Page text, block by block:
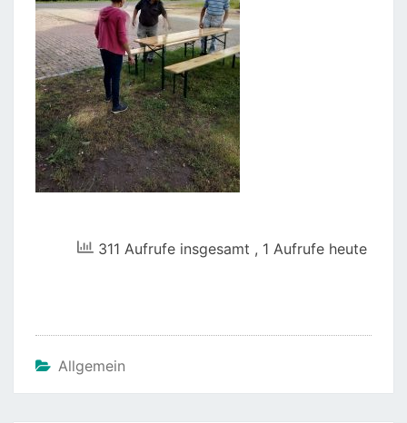
311 Aufrufe insgesamt , 1 Aufrufe heute
Allgemein